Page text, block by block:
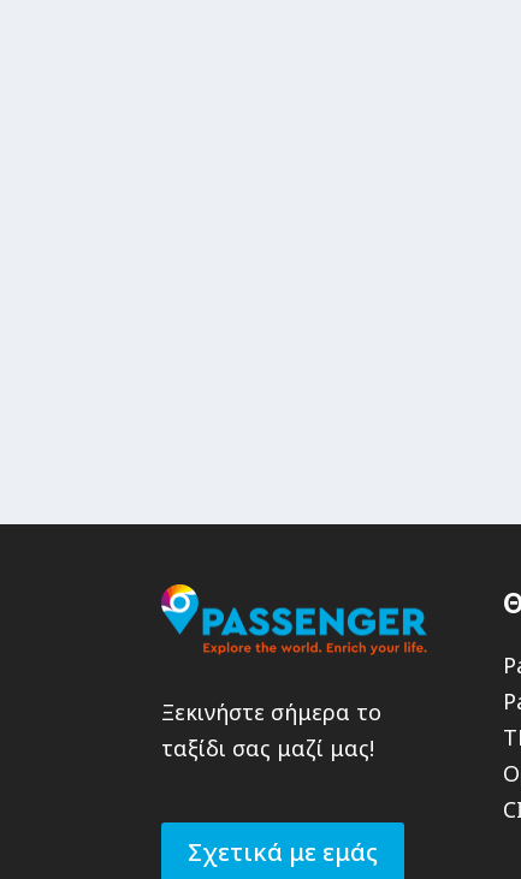
Ξεκινήστε σήμερα το
ταξίδι σας μαζί μας!
Σχετικά με εμάς